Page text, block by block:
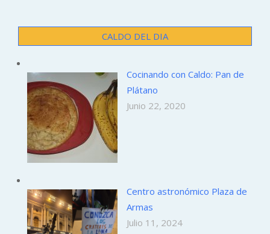
CALDO DEL DIA
Cocinando con Caldo: Pan de
Plátano
Junio 22, 2020
Centro astronómico Plaza de
Armas
Julio 11, 2024